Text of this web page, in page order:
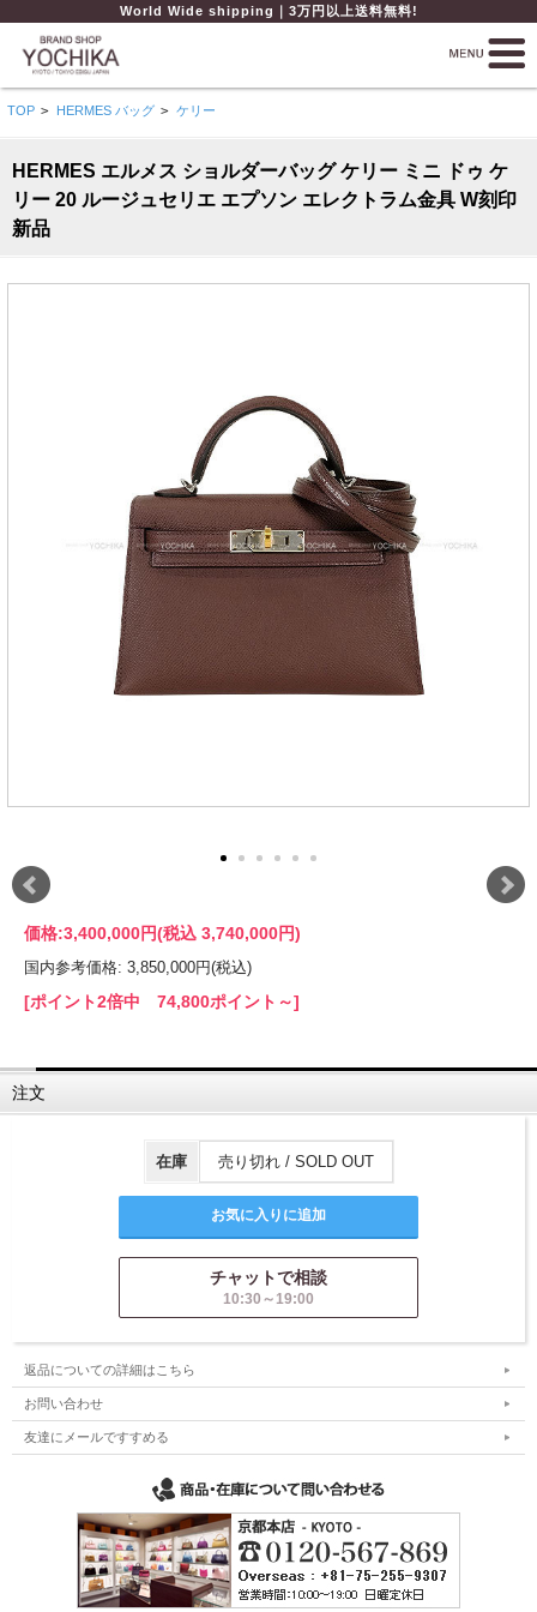
World Wide shipping｜3万円以上送料無料!
TOP > HERMES バッグ > ケリー
HERMES エルメス ショルダーバッグ ケリー ミニ ドゥ ケ
リー 20 ルージュセリエ エプソン エレクトラム金具 W刻印
新品
価格:3,400,000円(税込 3,740,000円)
国内参考価格: 3,850,000円(税込)
[ポイント2倍中 74,800ポイント～]
注文
在庫 売り切れ / SOLD OUT
チャットで相談
10:30～19:00
返品についての詳細はこちら
お問い合わせ
友達にメールですすめる